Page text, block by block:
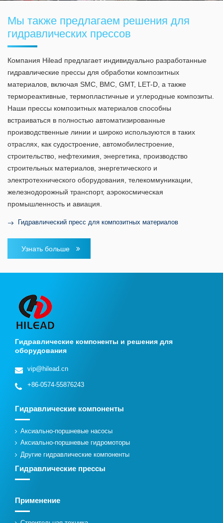
Мы также предлагаем решения для
гидравлических прессов
Компания Hilead предлагает индивидуально разработанные
гидравлические прессы для обработки композитных
материалов, включая SMC, BMC, GMT, LET-D, а также
термореактивные, термопластичные и углеродные композиты.
Наши прессы композитных материалов способны
встраиваться в полностью автоматизированные
производственные линии и широко используются в таких
отраслях, как судостроение, автомобилестроение,
строительство, нефтехимия, энергетика, производство
строительных материалов, энергетического и
электротехнического оборудования, телекоммуникации,
железнодорожный транспорт, аэрокосмическая
промышленность и авиация.
Гидравлический пресс для композитных материалов
Узнать больше
Гидравлические компоненты и решения для
оборудования
vip@hilead.cn
+86-0574-55876243
Гидравлические компоненты
Аксиально-поршневые насосы
Аксиально-поршневые гидромоторы
Другие гидравлические компоненты
Гидравлические прессы
Применение